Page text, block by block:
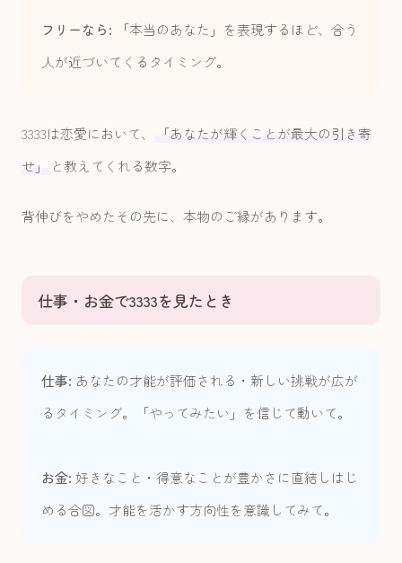
フリーなら: 「本当のあなた」を表現するほど、合う
人が近づいてくるタイミング。
3333は恋愛において、
「あなたが輝くことが最大の引き寄
せ」
と教えてくれる数字。
背伸びをやめたその先に、本物のご縁があります。
仕事・お金で3333を見たとき
仕事: あなたの才能が評価される・新しい挑戦が広が
るタイミング。「やってみたい」を信じて動いて。
お金: 好きなこと・得意なことが豊かさに直結しはじ
める合図。才能を活かす方向性を意識してみて。